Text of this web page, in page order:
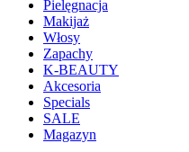
Pielęgnacja
Makijaż
Włosy
Zapachy
K-BEAUTY
Akcesoria
Specials
SALE
Magazyn